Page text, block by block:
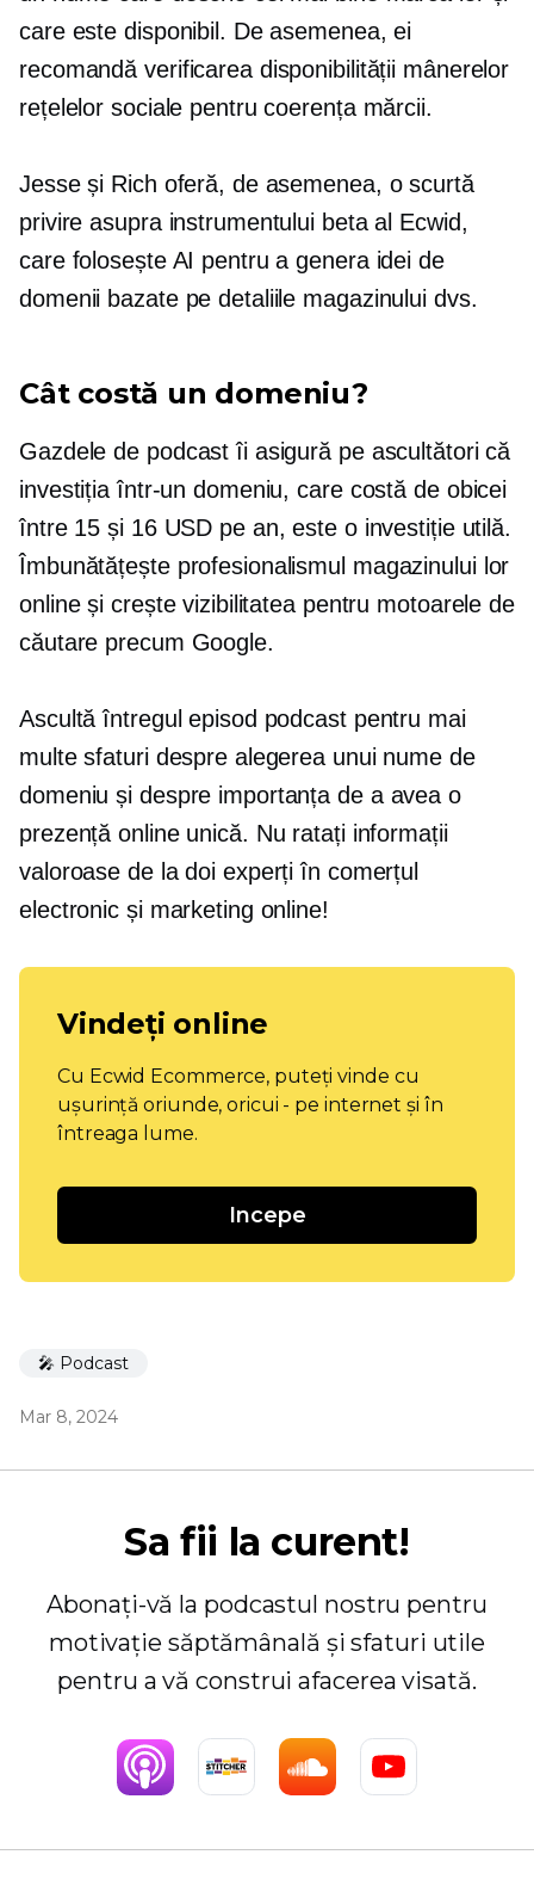
care este disponibil. De asemenea, ei
recomandă verificarea disponibilității mânerelor
rețelelor sociale pentru coerența mărcii.
Jesse și Rich oferă, de asemenea, o scurtă
privire asupra instrumentului beta al Ecwid,
care folosește AI pentru a genera idei de
domenii bazate pe detaliile magazinului dvs.
Cât costă un domeniu?
Gazdele de podcast îi asigură pe ascultători că
investiția într-un domeniu, care costă de obicei
între 15 și 16 USD pe an, este o investiție utilă.
Îmbunătățește profesionalismul magazinului lor
online și crește vizibilitatea pentru motoarele de
căutare precum Google.
Ascultă întregul episod podcast pentru mai
multe sfaturi despre alegerea unui nume de
domeniu și despre importanța de a avea o
prezență online unică. Nu ratați informații
valoroase de la doi experți în comerțul
electronic și marketing online!
Vindeți online
Cu Ecwid Ecommerce, puteți vinde cu
ușurință oriunde, oricui - pe internet și în
întreaga lume.
Incepe
🎤 Podcast
Mar 8, 2024
Sa fii la curent!
Abonați-vă la podcastul nostru pentru
motivație săptămânală și sfaturi utile
pentru a vă construi afacerea visată.